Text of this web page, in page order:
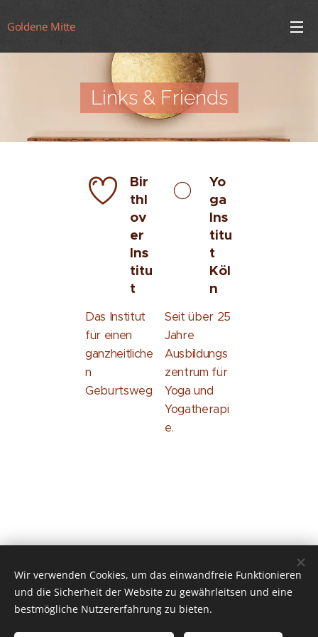
Goldene Mitte
Links & Friends
Bir
thl
ov
er
Ins
titu
t
Das Institut
für einen
ganzheitliche
n
Geburtsweg
Yo
ga
Ins
titu
t
Köl
n
Seit über 25
Jahre
Ausbildungs
zentrum für
Yoga und
Yogatherapi
e.
© 2026 Alle Rechte vorbehalten
Wir verwenden Cookies, um das einwandfreie Funktionieren
und die Sicherheit der Website zu gewährleitsen und eine
bestmögliche Nutzererfahrung zu bieten.